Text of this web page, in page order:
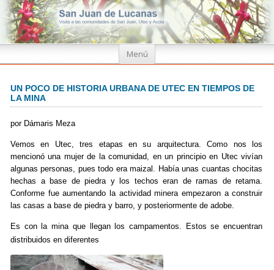
Menú
Ir
UN POCO DE HISTORIA URBANA DE UTEC EN TIEMPOS DE
LA MINA
por Dámaris Meza
Vemos en Utec, tres etapas en su arquitectura. Como nos los
mencionó una mujer de la comunidad, en un principio en Utec vivían
algunas personas, pues todo era maizal. Había unas cuantas chocitas
hechas a base de piedra y los techos eran de ramas de retama.
Conforme fue aumentando la actividad minera empezaron a construir
las casas a base de piedra y barro, y posteriormente de adobe.
Es con la mina que llegan los campamentos. Estos se encuentran
distribuidos en diferentes